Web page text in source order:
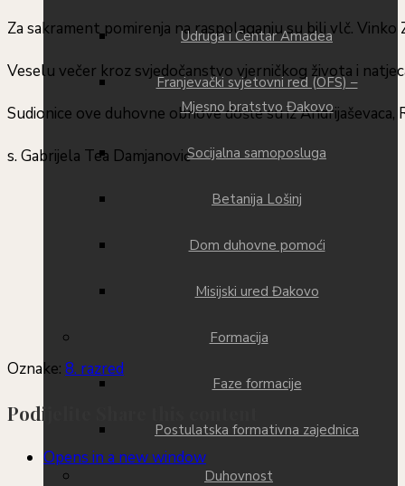
Udruga i Centar Amadea
Franjevački svjetovni red (OFS) –
Mjesno bratstvo Đakovo
Socijalna samoposluga
Betanija Lošinj
Dom duhovne pomoći
Misijski ured Đakovo
Formacija
Faze formacije
Postulatska formativna zajednica
Duhovnost
Za sakrament pomirenja na raspolaganju su bili vlč.
Veselu večer kroz svjedočanstvo vjerničkog života i
Sudionice ove duhovne obnove došle su iz
s. Gabrijela Tea Damjanović
Oznake: 8. razred
Podijelite
Opens in a new window